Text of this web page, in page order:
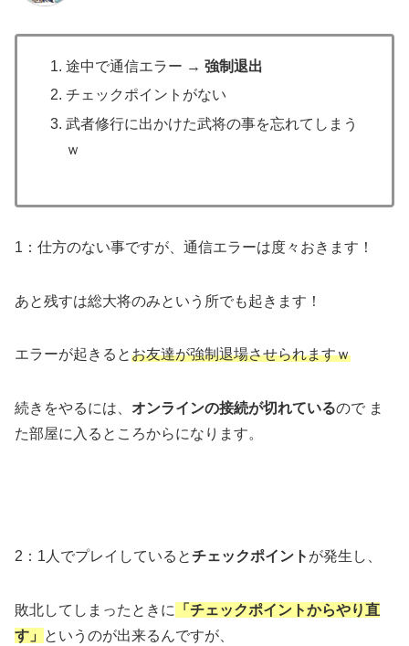
途中で通信エラー →強制退出
チェックポイントがない
武者修行に出かけた武将の事を忘れてしまう
ｗ
1：仕方のない事ですが、通信エラーは度々おきます！
あと残すは総大将のみという所でも起きます！
エラーが起きるとお友達が強制退場させられますｗ
続きをやるには、 オンラインの接続が切れているので ま
た部屋に入るところからになります。
2：1人でプレイしているとチェックポイント が発生し、
敗北してしまったときに
「チェックポイントからやり直
す」
というのが出来るんですが、